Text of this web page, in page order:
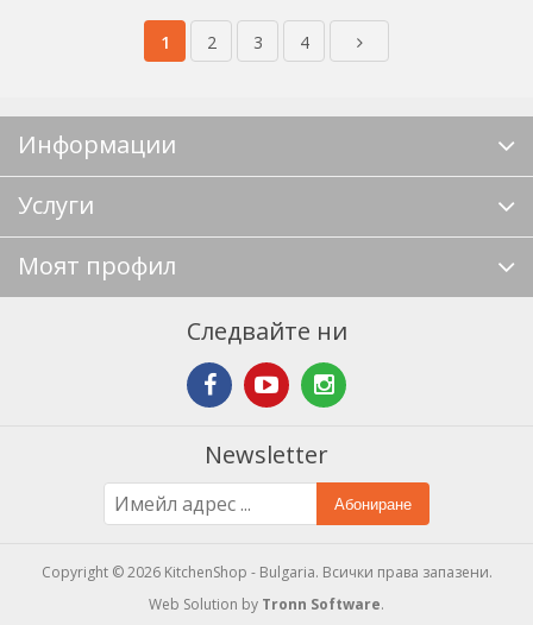
1 2 3 4
Информации
Услуги
Моят профил
Следвайте ни
Newsletter
Абониране
Copyright © 2026 KitchenShop - Bulgaria. Всички права запазени.
Web Solution by Tronn Software.